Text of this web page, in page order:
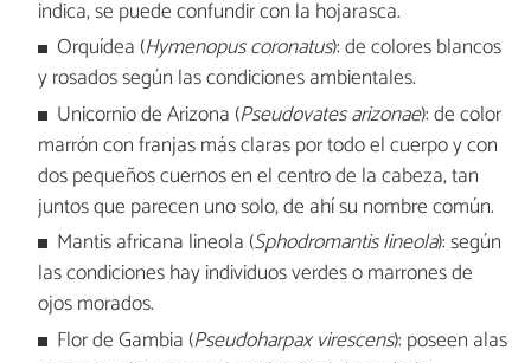
indica, se puede confundir con la hojarasca.
Orquídea (Hymenopus coronatus): de colores blancos
y rosados según las condiciones ambientales.
Unicornio de Arizona (Pseudovates arizonae): de color
marrón con franjas más claras por todo el cuerpo y con
dos pequeños cuernos en el centro de la cabeza, tan
juntos que parecen uno solo, de ahí su nombre común.
Mantis africana lineola (Sphodromantis lineola): según
las condiciones hay individuos verdes o marrones de
ojos morados.
Flor de Gambia (Pseudoharpax virescens): poseen alas